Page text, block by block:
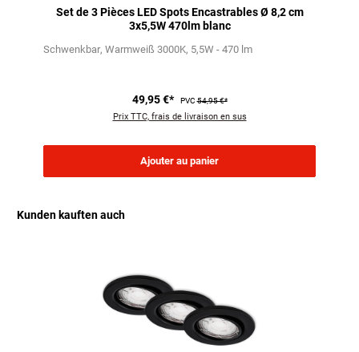
Set de 3 Pièces LED Spots Encastrables Ø 8,2 cm
3x5,5W 470lm blanc
Schwenkbar Warmweiß 3000K 5,5W - 470 lm
49,95 €* PVC54,95 €*
Prix TTC, frais de livraison en sus
Ajouter au panier
Kunden kauften auch